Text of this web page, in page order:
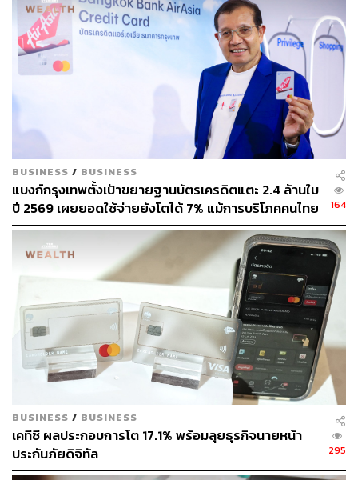
จนถึงปีหน้าจะรุนแรงในหมวดช้อปปิ้งออนไลน์ และการเดิน
ทางท่องเที่ยวที่จะเริ่มกลับเข้าสู่ภาวะปกติ ขณะเดียวกัน ผู้ให้
บริการก็จะต้องแข่งขันกันพัฒนานวัตกรรมใหม่ๆ ให้ตอบ
โจทย์ไลฟ์สไตล์ เพื่อดึงดูดลูกค้าให้ได้มากที่สุด” สมหวังกล่าว
ช่องทางติดตาม THE STANDARD WEALTH
Twitter:twitter.com/standard_wealth
Instagram:instagram.com/thestandardwealth
https://lin.ee/xfPbXUP
สามารถติดตาม THE STANDARD WEALTH
ผ่านแอปพลิเคชันต่างๆ ที่คุณสะดวกหรือใช้งานอยู่แล้วได้เลย
การใช้จ่ายผ่านบัตรเครดิต
BUSINESS / BUSINESS
แบงก์กรุงเทพตั้งเป้าขยายฐานบัตรเครดิตแตะ 2.4 ล้านใบ
ปี 2569 เผยยอดใช้จ่ายยังโตได้ 7% แม้การบริโภคคนไทย
โตต่ำ
164
BUSINESS / BUSINESS
เคทีซี ผลประกอบการโต 17.1% พร้อมลุยธุรกิจนายหน้า
ประกันภัยดิจิทัล
295